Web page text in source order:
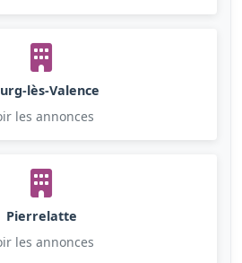
lès-Valence
les annonces
Pierrelatte
les annonces